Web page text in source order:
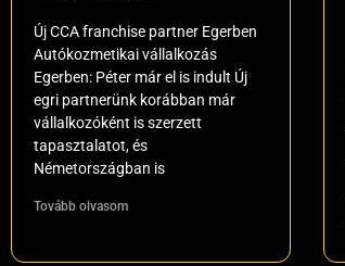
Új CCA franchise partner Egerben
Autókozmetikai vállalkozás
Egerben: Péter már el is indult Új
egri partnerünk korábban már
vállalkozóként is szerzett
tapasztalatot, és
Németországban is
Tovább olvasom